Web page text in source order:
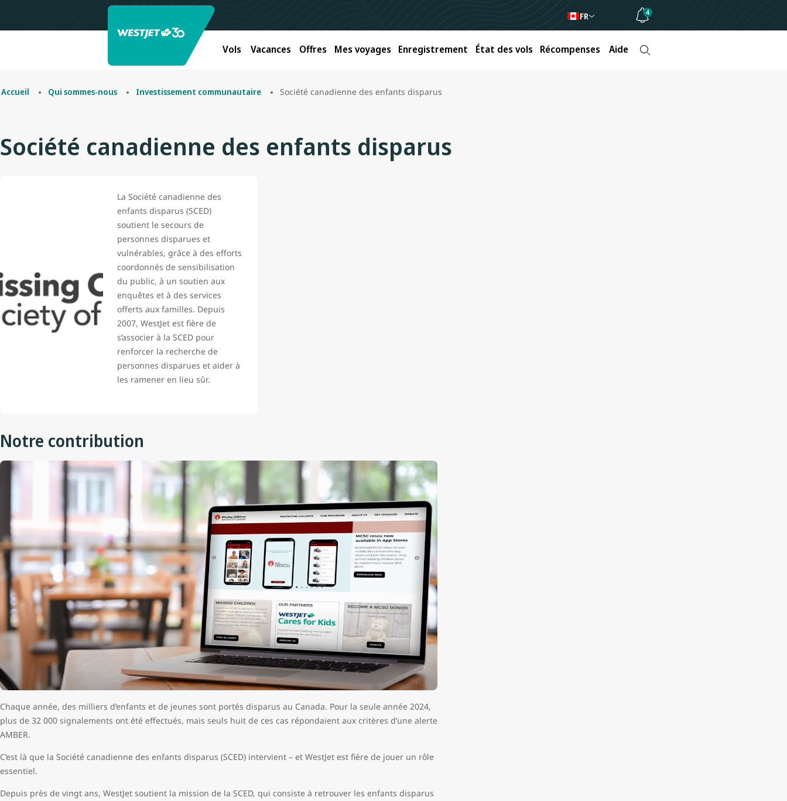
FR 4
Vols Vacances Offres Mes voyages Enregistrement État des vols Récompenses Aide
Accueil Qui sommes-nous Investissement communautaire Société canadienne des enfants disparus
Société canadienne des enfants disparus
La Société canadienne des
enfants disparus (SCED)
soutient le secours de
personnes disparues et
vulnérables, grâce à des efforts
coordonnés de sensibilisation
du public, à un soutien aux
enquêtes et à des services
offerts aux familles. Depuis
2007, WestJet est fière de
s’associer à la SCED pour
renforcer la recherche de
personnes disparues et aider à
les ramener en lieu sûr.
Notre contribution
Chaque année, des milliers d’enfants et de jeunes sont portés disparus au Canada. Pour la seule année 2024,
plus de 32 000 signalements ont été effectués, mais seuls huit de ces cas répondaient aux critères d’une alerte
AMBER.
C’est là que la Société canadienne des enfants disparus (SCED) intervient – et WestJet est fière de jouer un rôle
essentiel.
Depuis près de vingt ans, WestJet soutient la mission de la SCED, qui consiste à retrouver les enfants disparus